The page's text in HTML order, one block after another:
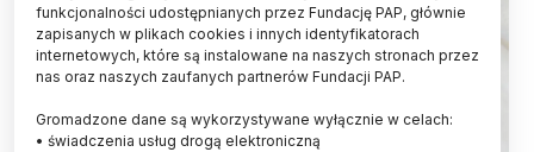
funkcjonalności udostępnianych przez Fundację PAP, głównie
zapisanych w plikach cookies i innych identyfikatorach
internetowych, które są instalowane na naszych stronach przez
nas oraz naszych zaufanych partnerów Fundacji PAP.
Gromadzone dane są wykorzystywane wyłącznie w celach:
• świadczenia usług drogą elektroniczną